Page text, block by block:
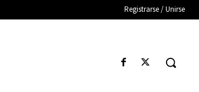
Registrarse / Unirse